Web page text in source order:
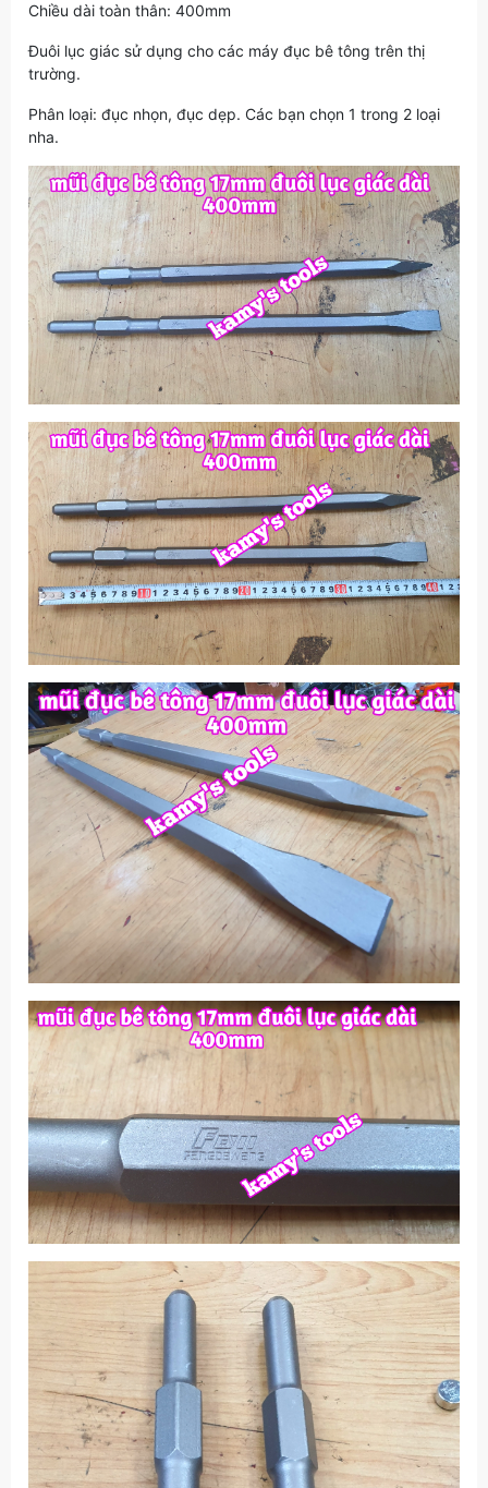
Chiều dài toàn thân: 400mm
Đuôi lục giác sử dụng cho các máy đục bê tông trên thị
trường.
Phân loại: đục nhọn, đục dẹp. Các bạn chọn 1 trong 2 loại
nha.